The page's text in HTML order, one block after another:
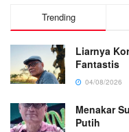
Trending
Liarnya
Fantastis
04/08/2026
Menakar
Putih